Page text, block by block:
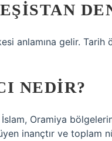
anlamına gelir.
NEDIR?
Oramiya
inançtır ve toplam